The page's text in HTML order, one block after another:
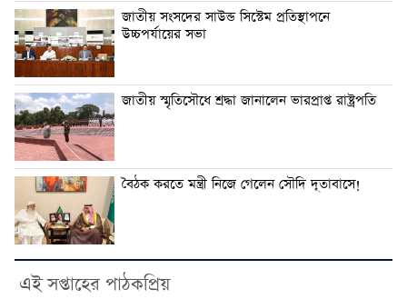
জাতীয় সংসদের সাউন্ড সিস্টেম প্রতিস্থাপনে
উচ্চপর্যায়ের সভা
জাতীয় স্মৃতিসৌধে শ্রদ্ধা জানালেন ভারপ্রাপ্ত রাষ্ট্রপতি
বৈঠক করতে মন্ত্রী নিজে গেলেন সৌদি দূতাবাসে!
এই সপ্তাহের পাঠকপ্রিয়